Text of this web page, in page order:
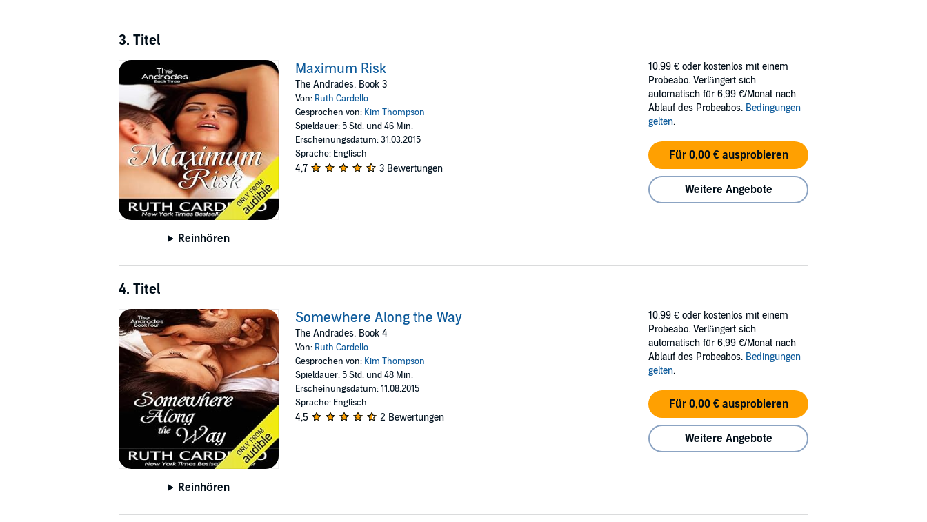
3. Titel
Reinhören
Maximum Risk
The Andrades, Book 3
Von: Ruth Cardello
Gesprochen von: Kim Thompson
Spieldauer: 5 Std. und 46 Min.
Erscheinungsdatum: 31.03.2015
Sprache: Englisch
4,7 3 Bewertungen
10,99 € oder kostenlos mit einem
Probeabo. Verlängert sich
automatisch für 6,99 €/Monat nach
Ablauf des Probeabos. Bedingungen
gelten.
Für 0,00 € ausprobieren
Weitere Angebote
4. Titel
Reinhören
Somewhere Along the Way
The Andrades, Book 4
Von: Ruth Cardello
Gesprochen von: Kim Thompson
Spieldauer: 5 Std. und 48 Min.
Erscheinungsdatum: 11.08.2015
Sprache: Englisch
4,5 2 Bewertungen
10,99 € oder kostenlos mit einem
Probeabo. Verlängert sich
automatisch für 6,99 €/Monat nach
Ablauf des Probeabos. Bedingungen
gelten.
Für 0,00 € ausprobieren
Weitere Angebote